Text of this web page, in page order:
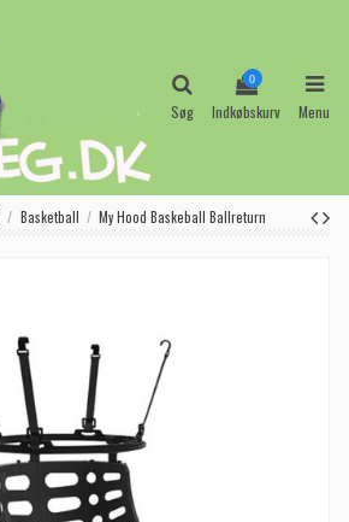
Søg
0
Indkøbskurv Menu
Basketball My Hood Baskeball Ballreturn